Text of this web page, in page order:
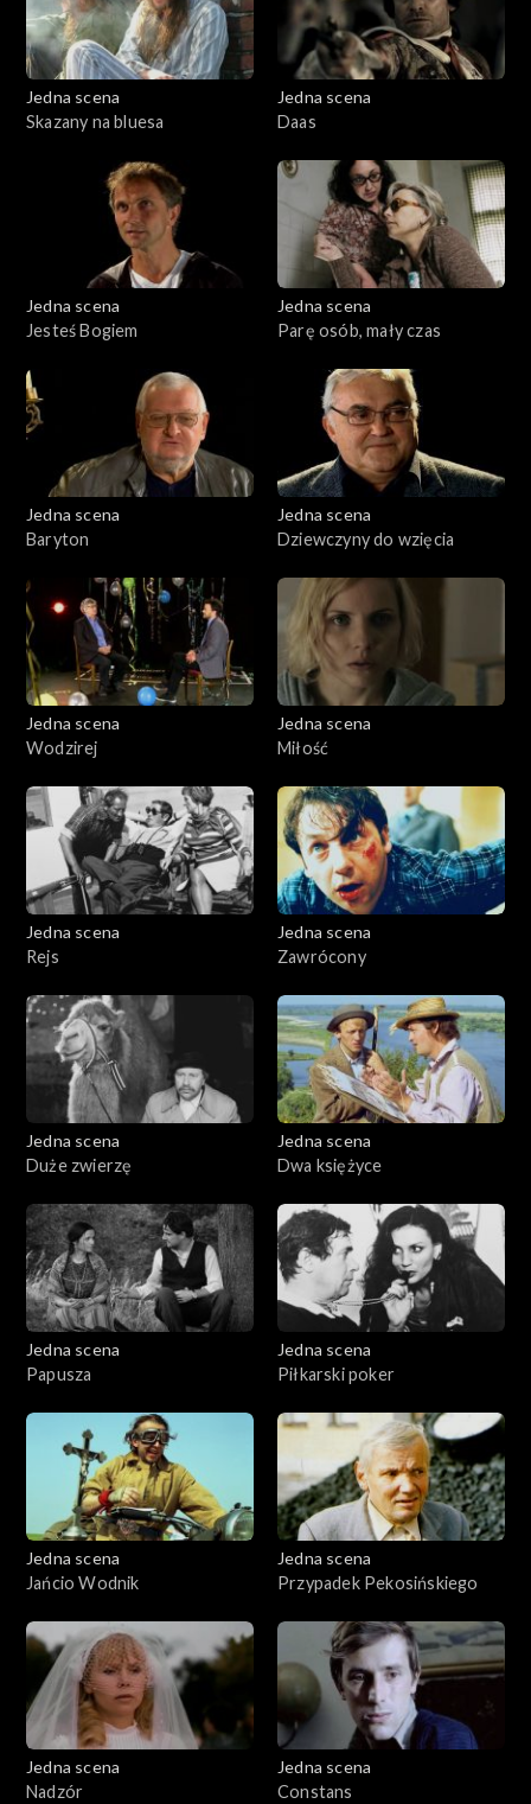
Jedna scena
Skazany na bluesa
Jedna scena
Daas
Jedna scena
Jesteś Bogiem
Jedna scena
Parę osób, mały czas
Jedna scena
Baryton
Jedna scena
Dziewczyny do wzięcia
Jedna scena
Wodzirej
Jedna scena
Miłość
Jedna scena
Rejs
Jedna scena
Zawrócony
Jedna scena
Duże zwierzę
Jedna scena
Dwa księżyce
Jedna scena
Papusza
Jedna scena
Piłkarski poker
Jedna scena
Jańcio Wodnik
Jedna scena
Przypadek Pekosińskiego
Jedna scena
Nadzór
Jedna scena
Constans